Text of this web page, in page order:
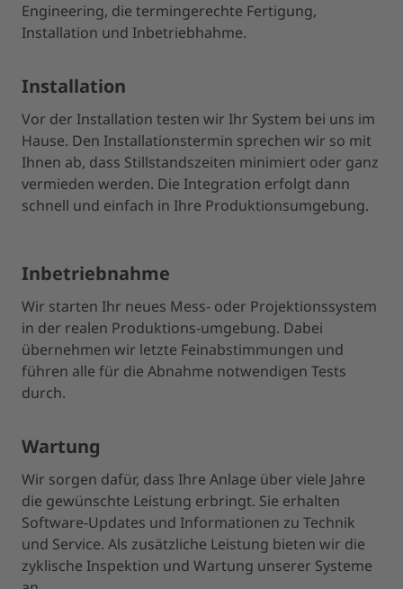
Engineering, die termingerechte Fertigung,
Installation und Inbetriebhahme.
Installation
Vor der Installation testen wir Ihr System bei uns im
Hause. Den Installationstermin sprechen wir so mit
Ihnen ab, dass Stillstandszeiten minimiert oder ganz
vermieden werden. Die Integration erfolgt dann
schnell und einfach in Ihre Produktionsumgebung.
Inbetriebnahme
Wir starten Ihr neues Mess- oder Projektionssystem
in der realen Produktions-umgebung. Dabei
übernehmen wir letzte Feinabstimmungen und
führen alle für die Abnahme notwendigen Tests
durch.
Wartung
Wir sorgen dafür, dass Ihre Anlage über viele Jahre
die gewünschte Leistung erbringt. Sie erhalten
Software-Updates und Informationen zu Technik
und Service. Als zusätzliche Leistung bieten wir die
zyklische Inspektion und Wartung unserer Systeme